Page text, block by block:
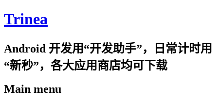
Trinea
Android 开发用“开发助手”，日常计时用
“新秒”，各大应用商店均可下载
Main menu